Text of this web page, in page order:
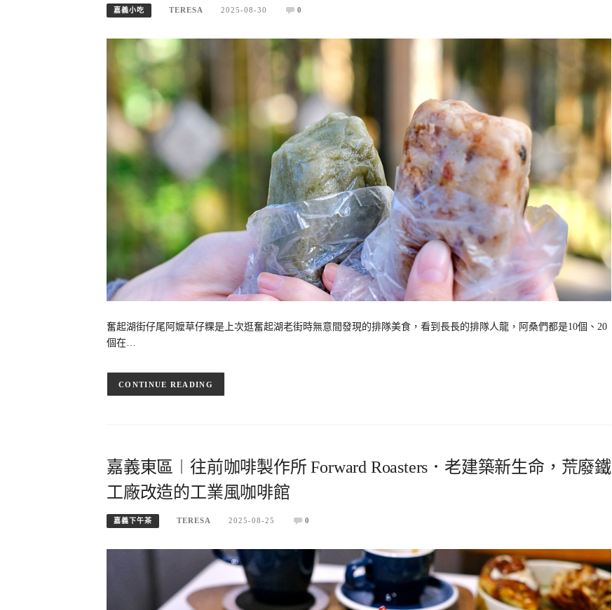
嘉義小吃 TERESA 2025-08-30 0
奮起湖街仔尾阿嬤草仔粿是上次逛奮起湖老街時無意間發現的排隊美食，看到長長的排隊人龍，阿桑們都是10個、20
個在…
CONTINUE READING
嘉義東區︱往前咖啡製作所 Forward Roasters．老建築新生命，荒廢鐵
工廠改造的工業風咖啡館
嘉義下午茶 TERESA 2025-08-25 0